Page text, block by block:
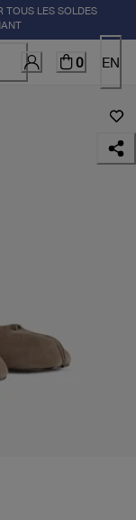
TOUS LES SOLDES
0 EN